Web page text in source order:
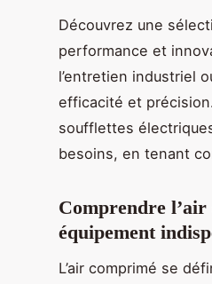
Découvrez une
performance et
l’entretien industriel
efficacité et
soufflettes
besoins, en tenant
Comprendre
équipement
L’air comprimé se